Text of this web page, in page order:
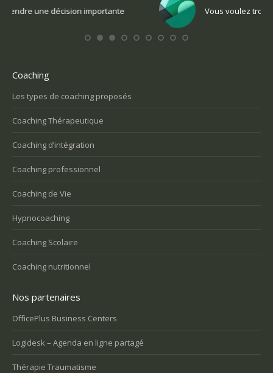
Vous voulez trouver votre voix personnelle
Coaching
Les types de coaching proposés
Coaching Thérapeutique
Coaching d’intégration
Coaching professionnel
Coaching de Vie
Hypnocoaching
Coaching Scolaire
Coaching nutritionnel
Nos partenaires
OfficePlus Business Centers
Logidesk – Agenda en ligne partagé
Thérapie Traumatisme